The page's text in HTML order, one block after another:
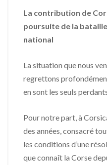
La contribution de
poursuite de la
national
La situation que nous
regrettons
en sont les seuls
Pour notre part, à
des années, consacré
les conditions d’une
que connaît la Corse